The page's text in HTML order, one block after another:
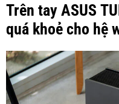
Trên tay ASUS
quá khoẻ cho hệ